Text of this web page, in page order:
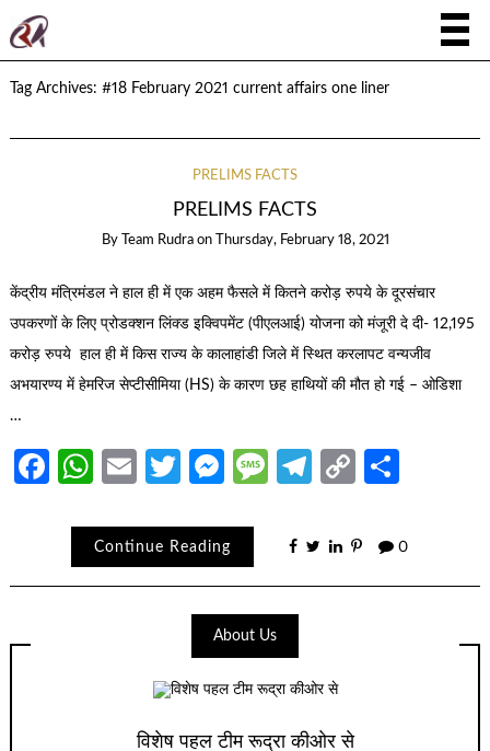
Tag Archives: #18 February 2021 current affairs one liner
PRELIMS FACTS
PRELIMS FACTS
By Team Rudra on Thursday, February 18, 2021
केंद्रीय मंत्रिमंडल ने हाल ही में एक अहम फैसले में कितने करोड़ रुपये के दूरसंचार
उपकरणों के लिए प्रोडक्शन लिंक्ड इक्विपमेंट (पीएलआई) योजना को मंजूरी दे दी- 12,195
करोड़ रुपये हाल ही में किस राज्य के कालाहांडी जिले में स्थित करलापट वन्यजीव
अभयारण्य में हेमरिज सेप्टीसीमिया (HS) के कारण छह हाथियों की मौत हो गई – ओडिशा
…
Facebook
WhatsApp
EmailTwitter
Messenger
Message
Telegram
Copy
Continue Reading 0
About Us
विशेष पहल टीम रूद्रा कीओर से